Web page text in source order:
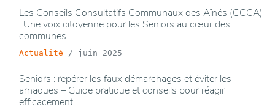
Les Conseils Consultatifs Communaux des Aînés (CCCA)
: Une voix citoyenne pour les Seniors au cœur des
communes
Actualité / juin 2025
Seniors : repérer les faux démarchages et éviter les
arnaques – Guide pratique et conseils pour réagir
efficacement